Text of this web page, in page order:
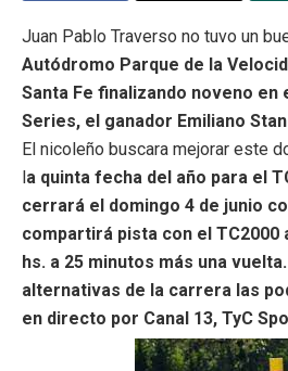
Juan Pablo Traverso no tuvo un
Autódromo Parque de la
Santa Fe finalizando noveno en
Series, el ganador Emiliano
El nicoleño buscara mejorar este
a quinta fecha del año para el
cerrará el domingo 4 de junio
compartirá pista con el TC2000
hs. a 25 minutos más una
alternativas de la carrera las
en directo por Canal 13, TyC